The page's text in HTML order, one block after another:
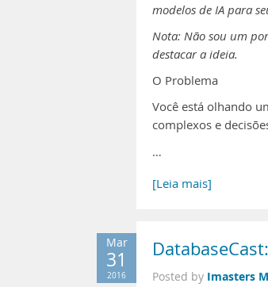
modelos de IA para
Nota: Não sou um
destacar a ideia.
O Problema
Você está olhando
complexos e
…
[Leia mais]
Mar
31
2016 Posted by Imasters